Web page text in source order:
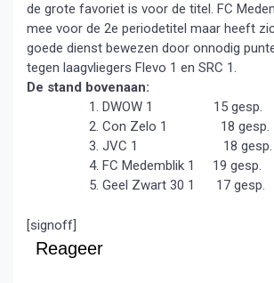
de grote favoriet is voor de titel. FC
mee voor de 2e periodetitel maar heeft
goede dienst bewezen door onnodig
tegen laagvliegers Flevo 1 en SRC 1.
De stand bovenaan:
DWOW 1 15 gesp.
Con Zelo 1 18 gesp.
JVC 1 18 gesp.
FC Medemblik 1 19 gesp.
Geel Zwart 30 1 17 gesp.
[signoff]
Reageer